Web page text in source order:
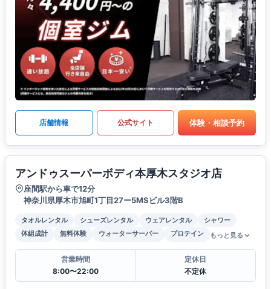
店舗情報 公式サイト 体験・相談予約
アンドゥスーパーボディ本厚木スタジオ店
座間駅から車で12分
神奈川県厚木市旭町1丁目27ー5MSビル3階B
タオルレンタル シューズレンタル ウェアレンタル
シャワー
体組成計
無料体験 ウォーターサーバー プロテイン もっと見る
営業時間
8:00〜22:00
定休日
不定休